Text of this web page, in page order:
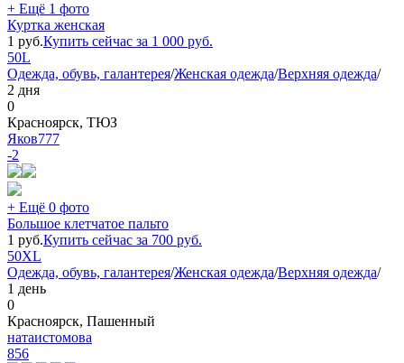
+ Ещё 1 фото
Куртка женская
1 руб.Купить сейчас за 1 000 руб.
50L
Одежда, обувь, галантерея/Женская одежда/Верхняя одежда/
2 дня
0
Красноярск, ТЮЗ
Яков777
-2
+ Ещё 0 фото
Большое клетчатое пальто
1 руб.Купить сейчас за 700 руб.
50XL
Одежда, обувь, галантерея/Женская одежда/Верхняя одежда/
1 день
0
Красноярск, Пашенный
натаистомова
856